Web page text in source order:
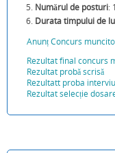
Numărul de posturi:
Durata timpului de
Anunț Concurs
Rezultat final concurs
Rezultat probă scrisă
Rezultatt proba interviu
Rezultat selecție